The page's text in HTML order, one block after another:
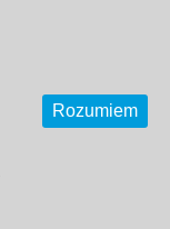
Rozumiem